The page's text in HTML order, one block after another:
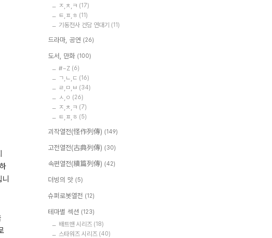
ㅈ,ㅊ,ㅋ (17)
ㅌ,ㅍ,ㅎ (11)
기동전사 건담 연대기 (11)
드라마, 공연 (26)
도서, 만화 (100)
#~Z (6)
ㄱ,ㄴ,ㄷ (16)
ㄹ,ㅁ,ㅂ (34)
ㅅ,ㅇ (26)
ㅈ,ㅊ,ㅋ (7)
ㅌ,ㅍ,ㅎ (5)
괴작열전(怪作列傳) (149)
고전열전(古典列傳) (30)
속편열전(續篇列傳) (42)
더빙의 맛 (5)
슈퍼로봇열전 (12)
테마별 섹션 (123)
배트맨 시리즈 (18)
스타워즈 시리즈 (40)